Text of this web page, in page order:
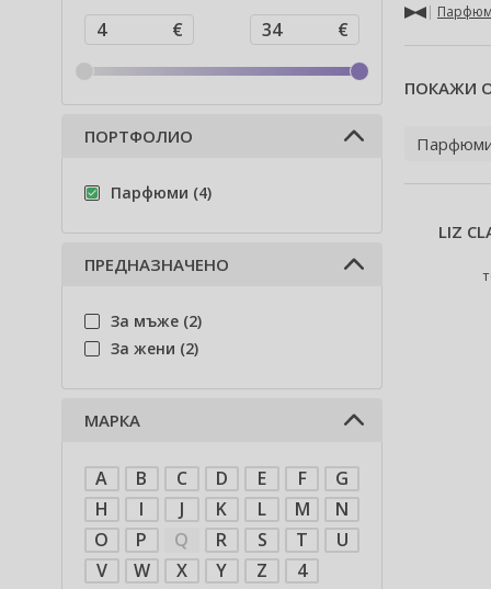
ПОКАЖИ
LIZ
ПОРТФОЛИО
Парфюми (4)
ПРЕДНАЗНАЧЕНО
За мъже (2)
За жени (2)
МАРКА
A B C D E F
G
H
I J K L M
N
O
P Q R S T
U
V
W X Y Z 4